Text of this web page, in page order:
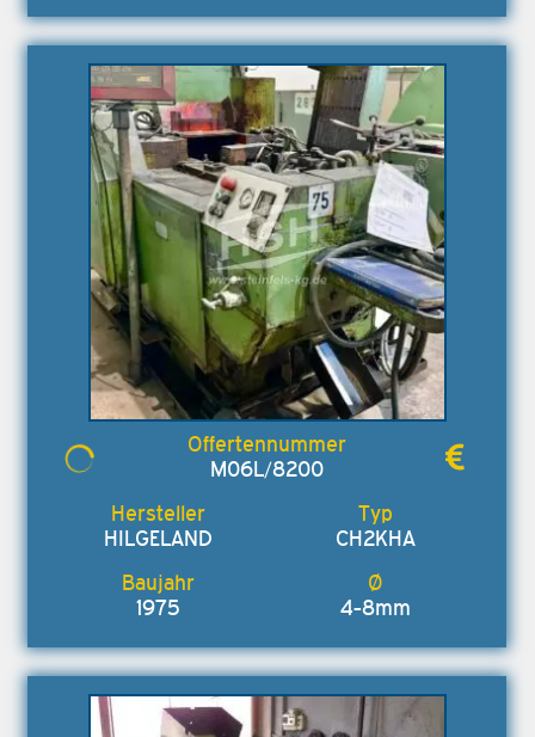
M06L/8200
HILGELAND CH2KHA
1975 4-8mm